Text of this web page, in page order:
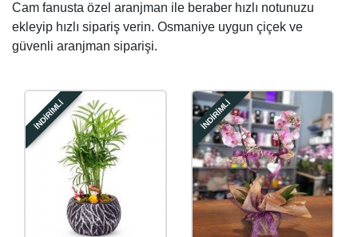
Cam fanusta özel aranjman ile beraber hızlı notunuzu
ekleyip hızlı sipariş verin. Osmaniye uygun çiçek ve
güvenli aranjman siparişi.
İNDİRİMLİ İNDİRİMLİ